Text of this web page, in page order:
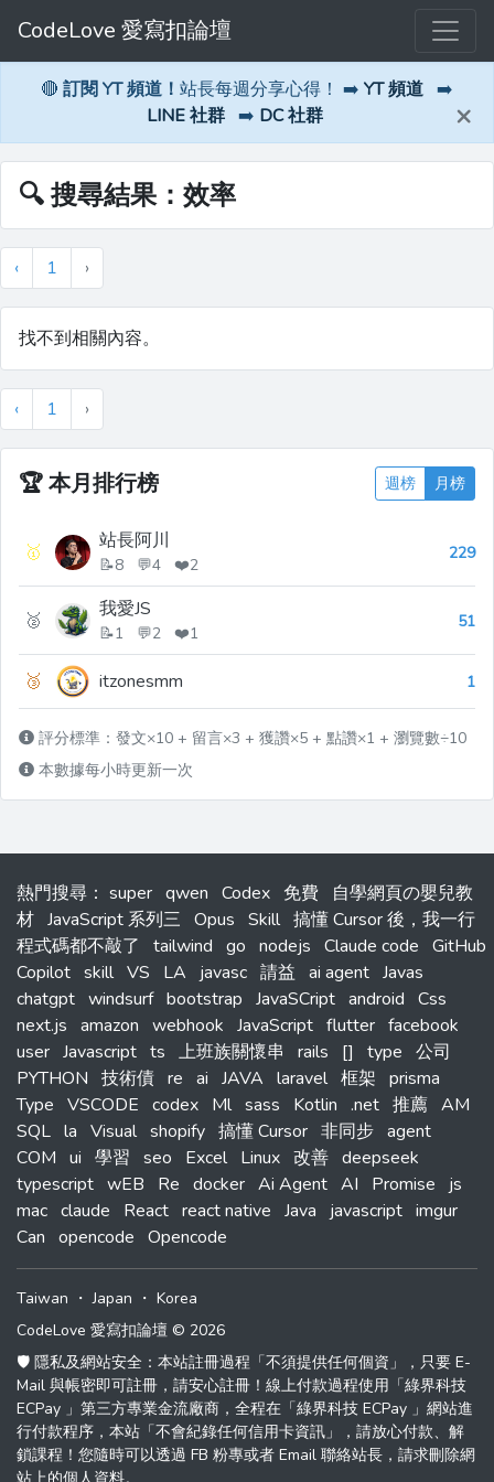
CodeLove 愛寫扣論壇
🔴 訂閱 YT 頻道！ 站長每週分享心得！ ➡️ YT 頻道 ➡️
LINE 社群 ➡️ DC 社群 ×
🔍 搜尋結果：效率
‹ 1 ›
找不到相關內容。
‹ 1 ›
🏆本月排行榜 週榜 月榜
🥇 站長阿川
📝8 💬4 ❤️2
229
🥈 我愛JS
📝1 💬2 ❤️1
51
🥉 itzonesmm 1
評分標準：發文×10 + 留言×3 + 獲讚×5 + 點讚×1 + 瀏覽數÷10
本數據每小時更新一次
熱門搜尋 ： super qwen Codex 免費
自學網頁の嬰兒教
材 JavaScript 系列三 Opus Skill 搞懂 Cursor 後，我一行
程式碼都不敲了
tailwind go nodejs Claude code GitHub
Copilot skill VS LA javasc 請益 ai agent Javas
chatgpt windsurf bootstrap JavaSCript android Css
next.js amazon webhook JavaScript flutter facebook
user Javascript ts 上班族關懷串 rails [] type 公司
PYTHON 技術債 re ai JAVA laravel 框架 prisma
Type VSCODE codex Ml sass Kotlin .net 推薦 AM
SQL la Visual shopify 搞懂 Cursor 非同步 agent
COM ui 學習 seo Excel Linux 改善 deepseek
typescript wEB Re docker Ai Agent AI Promise
js
mac claude React react native Java javascript imgur
Can opencode Opencode
Taiwan ・Japan ・ Korea
CodeLove 愛寫扣論壇 © 2026
🛡️ 隱私及網站安全：本站註冊過程「不須提供任何個資」，只要 E-
Mail 與帳密即可註冊，請安心註冊！線上付款過程使用「綠界科技
ECPay 」第三方專業金流廠商，全程在「綠界科技 ECPay 」網站進
行付款程序，本站「不會紀錄任何信用卡資訊」，請放心付款、解
鎖課程！您隨時可以透過 FB 粉專或者 Email 聯絡站長，請求刪除網